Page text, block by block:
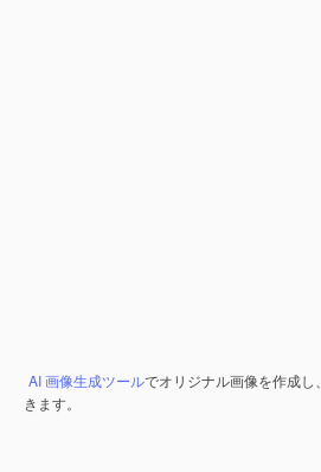
AI 画像生成ツールでオリジナル画像を作成し、
きます。